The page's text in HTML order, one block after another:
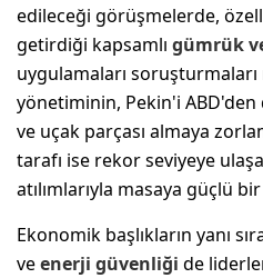
edileceği görüşmelerde,
getirdiği kapsamlı gümrük
uygulamaları soruşturmaları
yönetiminin, Pekin'i ABD'den
ve uçak parçası almaya
tarafı ise rekor seviyeye
atılımlarıyla masaya güçlü
Ekonomik başlıkların yanı
veenerji güvenliği de